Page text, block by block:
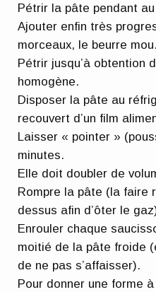
Pétrir la pâte pendant
Ajouter enfin très
morceaux, le beurre mou.
Pétrir jusqu’à obtention
homogène.
Disposer la pâte au
recouvert d’un film
Laisser « pointer »
minutes.
Elle doit doubler de
Rompre la pâte (la faire
dessus afin d’ôter le
Enrouler chaque
moitié de la pâte froide
de ne pas s’affaisser).
Pour donner une forme